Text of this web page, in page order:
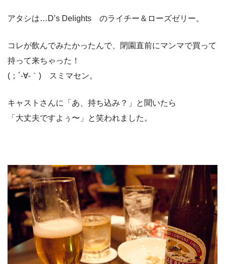
アタシは…D’s Delights のライチー＆ローズゼリー。
コレが飲んでみたかったんで、閉園直前にマンマで買って
持って来ちゃった！
(；´-∀-｀)ゞスミマセン。
キャストさんに「あ、持ち込み？」と聞いたら
「大丈夫ですよぅ〜」と笑われました。